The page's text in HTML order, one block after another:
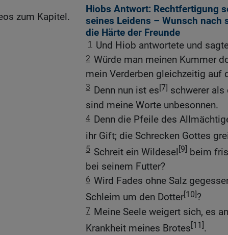
Hiobs Antwort: Rechtfertigung
seines Leidens – Wunsch nach
die Härte der Freunde
1 Und Hiob antwortete und
2 Würde man meinen Kummer
mein Verderben gleichzeitig auf
3 Denn nun ist es[7] schwerer als
sind meine Worte unbesonnen.
4 Denn die Pfeile des
ihr Gift; die Schrecken Gottes
5 Schreit ein Wildesel [9] beim
bei seinem Futter?
6 Wird Fades ohne Salz
Schleim um den Dotter[10]?
7 Meine Seele weigert sich, es
Krankheit meines Brotes[11].
zum Kapitel.